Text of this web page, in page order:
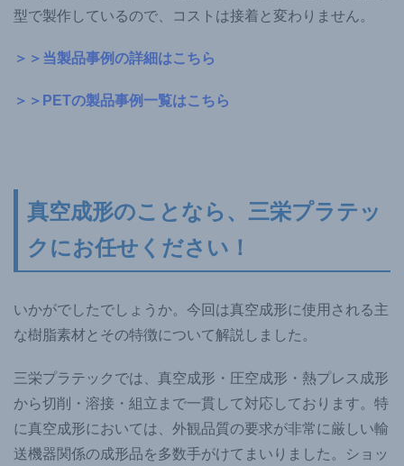
型で製作しているので、コストは接着と変わりません。
＞＞当製品事例の詳細はこちら
＞＞PETの製品事例一覧はこちら
真空成形のことなら、三栄プラテッ
クにお任せください！
いかがでしたでしょうか。今回は真空成形に使用される主
な樹脂素材とその特徴について解説しました。
三栄プラテックでは、真空成形・圧空成形・熱プレス成形
から切削・溶接・組立まで一貫して対応しております。特
に真空成形においては、外観品質の要求が非常に厳しい輸
送機器関係の成形品を多数手がけてまいりました。ショッ